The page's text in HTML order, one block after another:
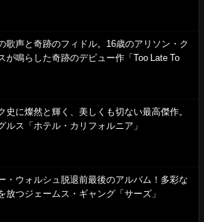
歌声と奇跡のフィドル。16歳のアリソン・ク
が鳴らした奇跡のデビュー作「Too Late To
史に燦然と輝く、美しくも切ない最高傑作。
ルス「ホテル・カリフォルニア」
・ウォルシュ脱退前最後のアルバム！多彩な
放つジェームス・ギャング「サーズ」